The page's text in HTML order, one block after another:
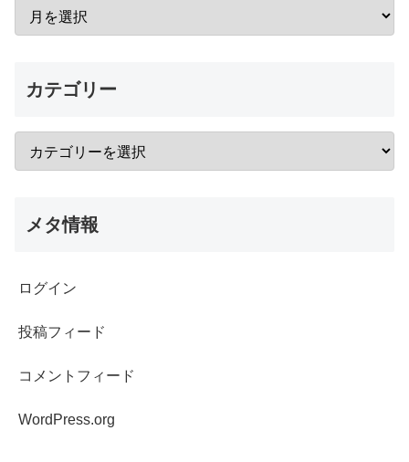
カテゴリー
メタ情報
ログイン
投稿フィード
コメントフィード
WordPress.org